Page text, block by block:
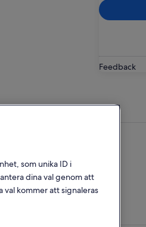
Feedback
som unika ID i
dina val genom att
val kommer att signaleras